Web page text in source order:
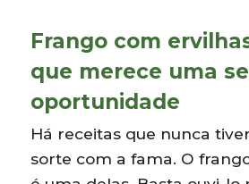
Frango com
que merece uma
oportunidade
Há receitas que nunca
sorte com a fama. O